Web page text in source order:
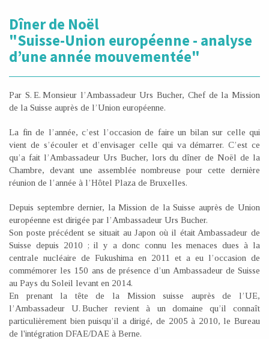
Dîner de Noël
"Suisse-Union européenne - analyse
d’une année mouvementée"
Par S. E. Monsieur l’Ambassadeur Urs Bucher, Chef de la Mission
de la Suisse auprès de l’Union européenne.
La fin de l’année, c’est l’occasion de faire un bilan sur celle qui
vient de s’écouler et d’envisager celle qui va démarrer. C’est ce
qu’a fait l’Ambassadeur Urs Bucher, lors du dîner de Noël de la
Chambre, devant une assemblée nombreuse pour cette dernière
réunion de l’année à l’Hôtel Plaza de Bruxelles.
Depuis septembre dernier, la Mission de la Suisse auprès de Union
européenne est dirigée par l’Ambassadeur Urs Bucher.
Son poste précédent se situait au Japon où il était Ambassadeur de
Suisse depuis 2010 ; il y a donc connu les menaces dues à la
centrale nucléaire de Fukushima en 2011 et a eu l’occasion de
commémorer les 150 ans de présence d’un Ambassadeur de Suisse
au Pays du Soleil levant en 2014.
En prenant la tête de la Mission suisse auprès de l’UE,
l’Ambassadeur U. Bucher revient à un domaine qu’il connaît
particulièrement bien puisqu’il a dirigé, de 2005 à 2010, le Bureau
de l'intégration DFAE/DAE à Berne.